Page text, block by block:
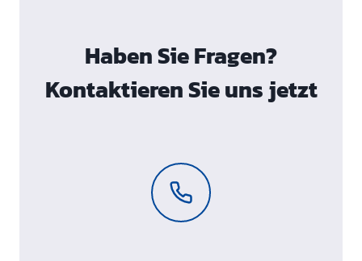
Haben Sie Fragen?
Kontaktieren Sie uns jetzt